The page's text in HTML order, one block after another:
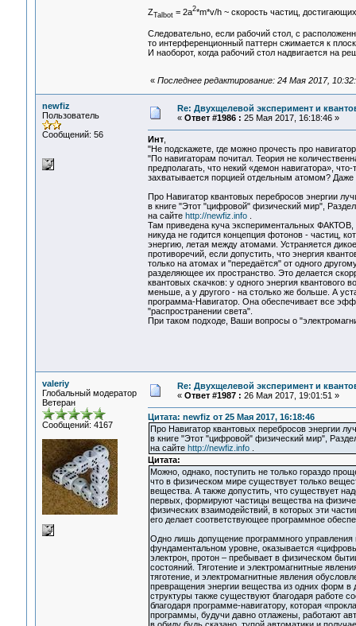
ZTalbot= 2a2*m*v/h ~ скорость частиц,
Следовательно, если рабочий стол, с
то интерференционный паттерн сжимается к
И наоборот, когда рабочий стол надвигается на
« Последнее редактирование: 24 Мая 2017,
newfiz
Пользователь
Сообщений: 56
Re: Двухщелевой эксперимент и
« Ответ #1986 : 25 Мая 2017, 16:18:46 »
Инт,
"Не подскажете, где можно прочесть про
"По навигаторам почитал. Теория не
предполагать, что некий «демон навигатора»,
захватывается порцией отдельным атомом?
Про Навигатор квантовых перебросов энергии
в книге "Этот "цифровой" физический мир",
на сайте http://newfiz.info.
Там приведена куча экспериментальных
никуда не годится концепция фотонов - частиц,
энергию, летая между атомами. Устраняется
противоречий, если допустить, что энергия
только на атомах и "передаётся" от одного
разделяющее их пространство. Это делается
квантовых скачков: у одного энергия квантового
меньше, а у другого - на столько же больше. А
программа-Навигатор. Она обеспечивает все
"распространении света".
При таком подходе, Ваши вопросы о
valeriy
Глобальный модератор
Ветеран
Сообщений: 4167
Re: Двухщелевой эксперимент и
« Ответ #1987 : 26 Мая 2017, 19:01:51 »
Цитата: newfiz от 25 Мая 2017, 16:18:46
Про Навигатор квантовых перебросов энергии
в книге "Этот "цифровой" физический мир",
на сайте http://newfiz.info.
Цитата:
Можно, однако, поступить не только гораздо
что в физическом мире существует только
вещества. А также допустить, что существует
первых, формируют частицы вещества на
физических взаимодействий, в которых эти
его делает соответствующее программное
Одно лишь допущение программного
фундаментальном уровне, оказывается
электрон, протон – пребывает в физическом
состояний. Тяготение и электромагнитные
тяготение, и электромагнитные явления
превращения энергии вещества из одних форм
структуры также существуют благодаря работе
благодаря программе-навигатору, которая
программы, будучи давно отлажены, работают